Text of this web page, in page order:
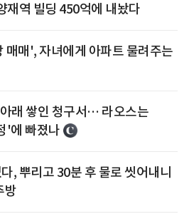
재역 빌딩 450억에 내놨다
매매', 자녀에게 아파트 물려주는
래 쌓인 청구서… 라오스는
'에 빠졌나
, 뿌리고 30분 후 물로 씻어내니
방